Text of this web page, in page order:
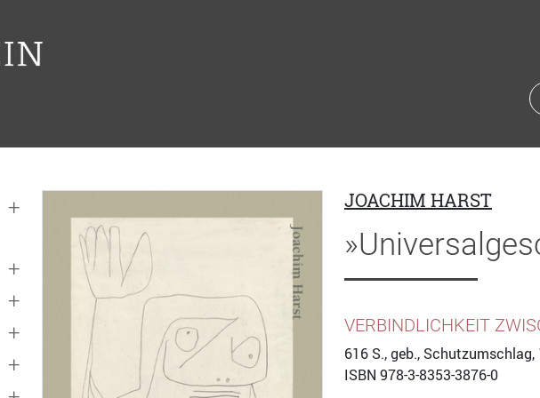
+
+
+
+
+
JOACHIM HARST
VERBINDLICHKEIT
616 S., geb., Schutzumschlag,
ISBN 978-3-8353-3876-0